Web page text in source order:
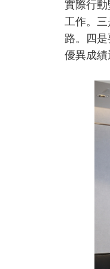
實際行
工作。
路。四
優異成